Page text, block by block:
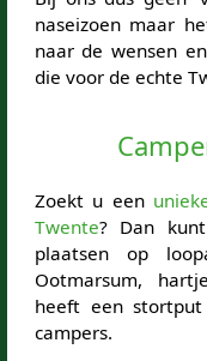
naseizoen maar
naar de wensen
die voor de echte
Zoekt u een
Twente? Dan
plaatsen op
Ootmarsum,
heeft een
campers.